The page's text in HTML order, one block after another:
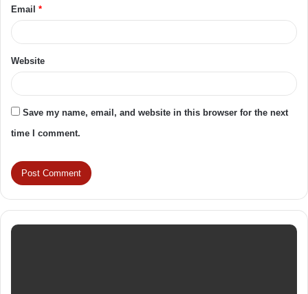
Email *
Website
Save my name, email, and website in this browser for the next
time I comment.